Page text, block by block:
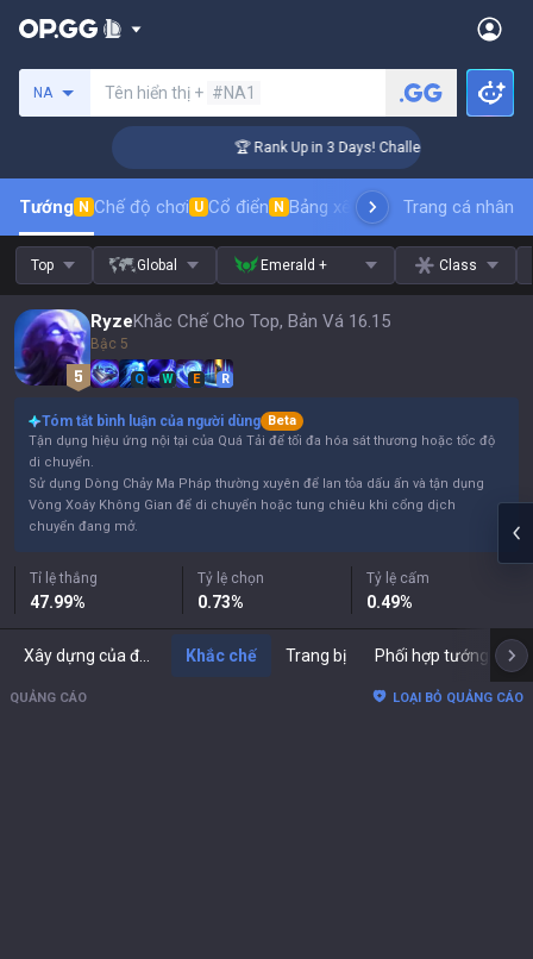
NA Tên hiển thị + #NA1
🏆 Rank Up in 3 Days! Challenger Coaching
Tướng N Chế độ chơi U Cổ điển N Bảng xếp hạng trang phụcthứ
Trang cá nhân
Top Global Emerald + Class
RyzeKhắc Chế Cho Top, Bản Vá 16.15
Bậc 5
Q W E R
Tóm tắt bình luận của người dùng Beta
Tận dụng hiệu ứng nội tại của Quá Tải để tối đa hóa sát thương hoặc tốc độ
di chuyển.
Sử dụng Dòng Chảy Ma Pháp thường xuyên để lan tỏa dấu ấn và tận dụng
Vòng Xoáy Không Gian để di chuyển hoặc tung chiêu khi cổng dịch
chuyển đang mở.
Tỉ lệ thắng
47.99%
Tỷ lệ chọn
0.73%
Tỷ lệ cấm
0.49%
Khắc chế Trang bị Phối hợp tướng
QUẢNG CÁO LOẠI BỎ QUẢNG CÁO